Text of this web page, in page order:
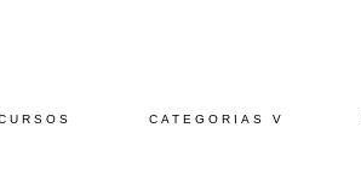
CATEGORIAS V